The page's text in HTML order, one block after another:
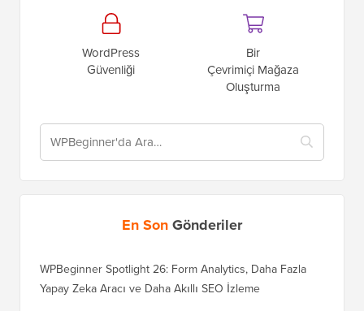
WordPress
Güvenliği
Bir
Çevrimiçi Mağaza
Oluşturma
En SonGönderiler
WPBeginner Spotlight 26: Form Analytics, Daha Fazla
Yapay Zeka Aracı ve Daha Akıllı SEO İzleme